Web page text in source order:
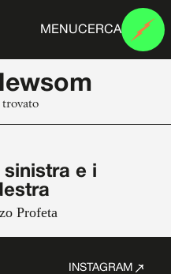
MENUCERCA
sinistra e i
Profeta
INSTAGRAM